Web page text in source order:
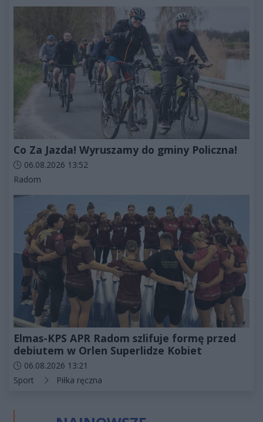
Co Za Jazda! Wyruszamy do gminy Policzna!
Data dodania artykułu:
06.08.2026 13:52
Kategorie artykułu:
Radom
Elmas-KPS APR Radom szlifuje formę przed
debiutem w Orlen Superlidze Kobiet
Data dodania artykułu:
06.08.2026 13:21
Kategorie artykułu:
Sport Piłka ręczna